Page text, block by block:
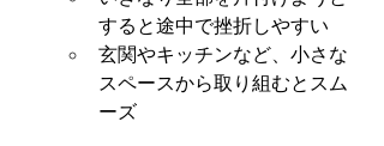
すると途中で挫折しやすい
玄関やキッチンなど、小さな
スペースから取り組むとスム
ーズ